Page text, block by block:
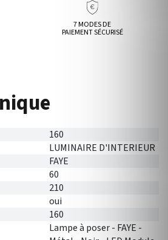
7 MODES DE
PAIEMENT SÉCURISÉ
160
LUMINAIRE D'INTERIEUR
FAYE
60
210
oui
160
Lampe à poser - FAYE -